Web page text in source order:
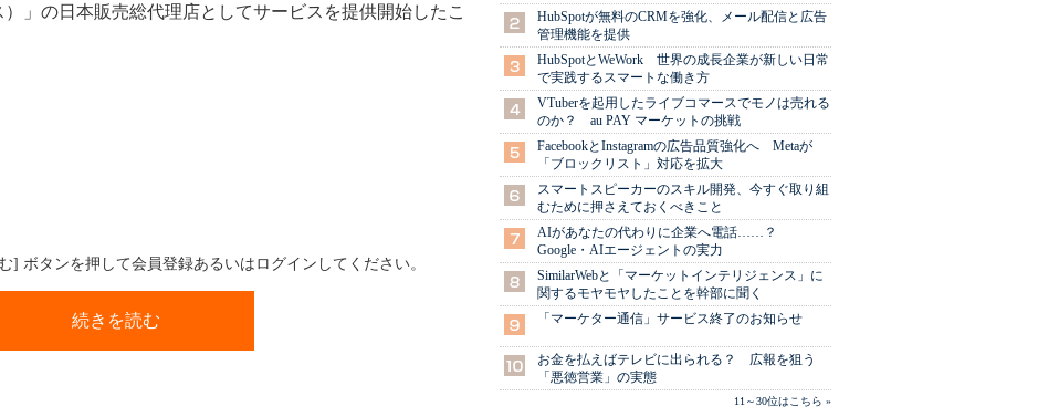
）」の日本販売総代理店としてサービスを提供開始したこ
] ボタンを押して会員登録あるいはログインしてください。
続きを読む
HubSpotが無料のCRMを強化、メール配信と広告
管理機能を提供
HubSpotとWeWork 世界の成長企業が新しい日常
で実践するスマートな働き方
VTuberを起用したライブコマースでモノは売れる
のか？ au PAY マーケットの挑戦
FacebookとInstagramの広告品質強化へ Metaが
「ブロックリスト」対応を拡大
スマートスピーカーのスキル開発、今すぐ取り組
むために押さえておくべきこと
AIがあなたの代わりに企業へ電話……？
Google・AIエージェントの実力
SimilarWebと「マーケットインテリジェンス」に
関するモヤモヤしたことを幹部に聞く
「マーケター通信」サービス終了のお知らせ
お金を払えばテレビに出られる？ 広報を狙う
「悪徳営業」の実態
11～30位はこちら »